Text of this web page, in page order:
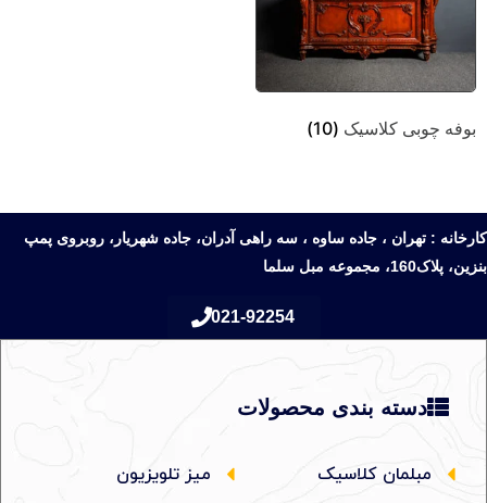
بوفه چوبی کلاسیک (10)
کارخانه : تهران ، جاده ساوه ، سه راهی آدران، جاده شهریار، روبروی پمپ
بنزین، پلاک160، مجموعه مبل سلما
021-92254
دسته بندی محصولات
مبلمان کلاسیک میز تلویزیون